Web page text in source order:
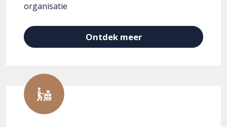
organisatie
Ontdek meer